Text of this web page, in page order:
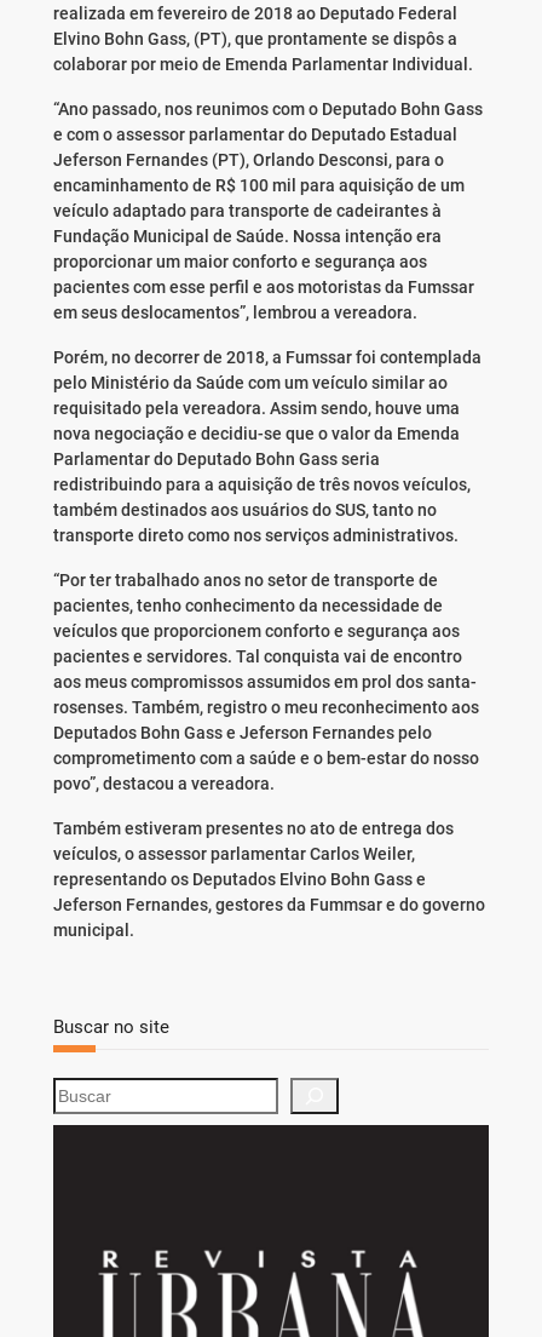
realizada em fevereiro de 2018 ao Deputado Federal
Elvino Bohn Gass, (PT), que prontamente se dispôs a
colaborar por meio de Emenda Parlamentar Individual.
“Ano passado, nos reunimos com o Deputado Bohn Gass
e com o assessor parlamentar do Deputado Estadual
Jeferson Fernandes (PT), Orlando Desconsi, para o
encaminhamento de R$ 100 mil para aquisição de um
veículo adaptado para transporte de cadeirantes à
Fundação Municipal de Saúde. Nossa intenção era
proporcionar um maior conforto e segurança aos
pacientes com esse perfil e aos motoristas da Fumssar
em seus deslocamentos”, lembrou a vereadora.
Porém, no decorrer de 2018, a Fumssar foi contemplada
pelo Ministério da Saúde com um veículo similar ao
requisitado pela vereadora. Assim sendo, houve uma
nova negociação e decidiu-se que o valor da Emenda
Parlamentar do Deputado Bohn Gass seria
redistribuindo para a aquisição de três novos veículos,
também destinados aos usuários do SUS, tanto no
transporte direto como nos serviços administrativos.
“Por ter trabalhado anos no setor de transporte de
pacientes, tenho conhecimento da necessidade de
veículos que proporcionem conforto e segurança aos
pacientes e servidores. Tal conquista vai de encontro
aos meus compromissos assumidos em prol dos santa-
rosenses. Também, registro o meu reconhecimento aos
Deputados Bohn Gass e Jeferson Fernandes pelo
comprometimento com a saúde e o bem-estar do nosso
povo”, destacou a vereadora.
Também estiveram presentes no ato de entrega dos
veículos, o assessor parlamentar Carlos Weiler,
representando os Deputados Elvino Bohn Gass e
Jeferson Fernandes, gestores da Fummsar e do governo
municipal.
Buscar no site
S
e